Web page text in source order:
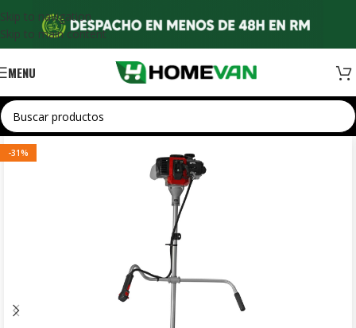
Skip to navigation
Skip to main content
MENU
-31%